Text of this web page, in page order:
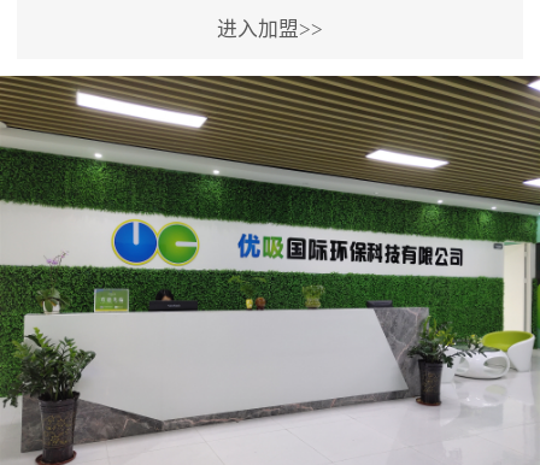
专利保护优势、双甲资质
企业（“室内环境净化治理
甲级施工资质”“室内环境
污染治理资质等级证
书”）、拥有多名高级《环
境工程高级工程师》室内
空气治理资格认证的治理
人员、掌握室内空气净化
治理实用技术和五项专利
技术、八项计算机软件著
作权登记证书等。研发实
进入加盟>>